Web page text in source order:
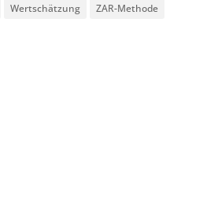
Wertschätzung
ZAR-Methode